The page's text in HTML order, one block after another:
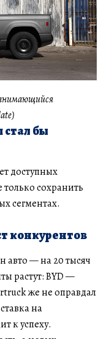
бы
доступных
сохранить
сегментах.
конкурентов
авто — на 20 тысяч
растут: BYD —
же не оправдал
на
к успеху.